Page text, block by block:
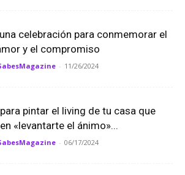
celebración para conmemorar el
y el compromiso
- 11/26/2024
pintar el living de tu casa que
«levantarte el ánimo»...
- 06/17/2024